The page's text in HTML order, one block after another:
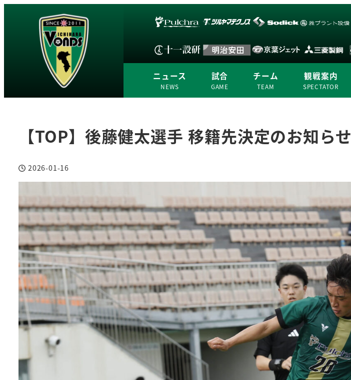
ニュース
NEWS
試合
GAME
チーム
TEAM
観戦案内
SPECTATOR
【TOP】後藤健太選手 移籍先決定のお知らせ
投稿日
2026-01-16